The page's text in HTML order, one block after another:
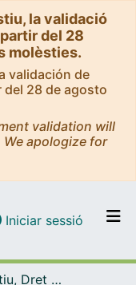
la validació
del 28
molèsties.
validación de
28 de agosto
validation will
apologize for
tot el DD
Iniciar sessió (current)
Dret Administratiu, Dret Processal i Dret Financer i Tributari